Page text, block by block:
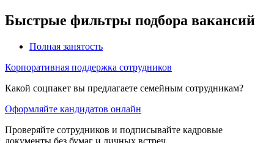
Быстрые фильтры подбора вакансий
Полная занятость
Корпоративная поддержка сотрудников
Какой соцпакет вы предлагаете семейным сотрудникам?
Оформляйте кандидатов онлайн
Проверяйте сотрудников и подписывайте кадровые
документы без бумаг и личных встреч